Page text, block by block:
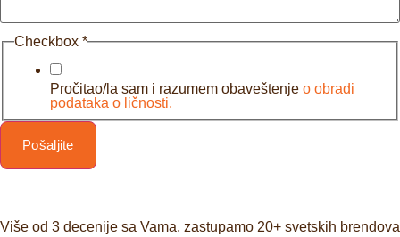
Checkbox *
Pročitao/la sam i razumem obaveštenje o obradi
podataka o ličnosti.
Pošaljite
Više od 3 decenije sa Vama, zastupamo 20+ svetskih brendova